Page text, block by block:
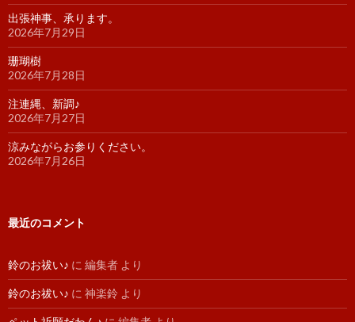
出張神事、承ります。
2026年7月29日
珊瑚樹
2026年7月28日
注連縄、新調♪
2026年7月27日
涼みながらお参りください。
2026年7月26日
最近のコメント
鈴のお祓い♪ に 編集者 より
鈴のお祓い♪ に 神楽鈴 より